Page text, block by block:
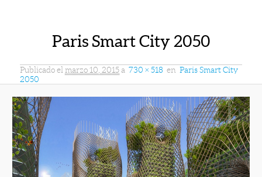
Paris Smart City 2050
Publicado el marzo 10, 2015a 730 × 518 en Paris Smart City
2050